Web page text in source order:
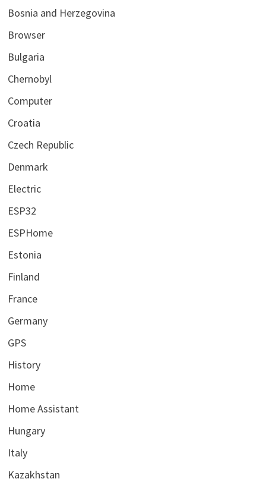
Bosnia and Herzegovina
Browser
Bulgaria
Chernobyl
Computer
Croatia
Czech Republic
Denmark
Electric
ESP32
ESPHome
Estonia
Finland
France
Germany
GPS
History
Home
Home Assistant
Hungary
Italy
Kazakhstan